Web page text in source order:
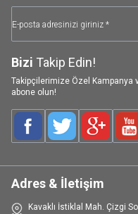
Bizi Takip Edin!
Takipçilerimize Özel Kampanya
abone olun!
FacebookTwitterGoogle-
Adres & İletişim
Kavaklı İstiklal Mah. Çizgi